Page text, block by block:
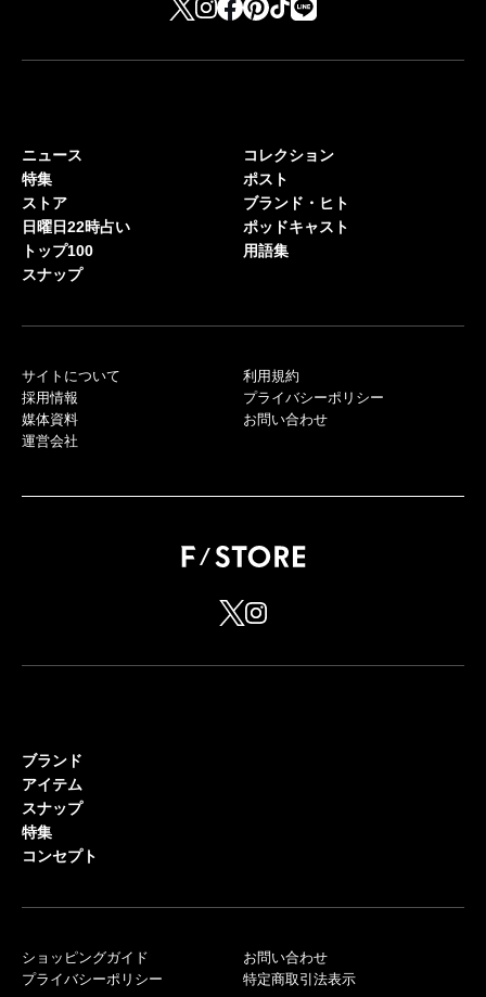
ニュース
特集
ストア
日曜日22時占い
トップ100
スナップ
コレクション
ポスト
ブランド・ヒト
ポッドキャスト
用語集
サイトについて
採用情報
媒体資料
運営会社
利用規約
プライバシーポリシー
お問い合わせ
ブランド
アイテム
スナップ
特集
コンセプト
ショッピングガイド
プライバシーポリシー
お問い合わせ
特定商取引法表示